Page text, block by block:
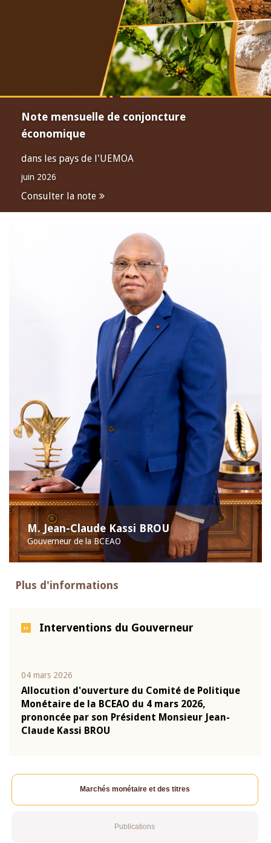
Note mensuelle de conjoncture
économique
dans les pays de l'UEMOA
juin 2026
Consulter la note
M. Jean-Claude Kassi BROU
Gouverneur de la BCEAO
Plus d'informations
Interventions du Gouverneur
04 mars 2026
Allocution d'ouverture du Comité de Politique
Monétaire de la BCEAO du 4 mars 2026,
prononcée par son Président Monsieur Jean-
Claude Kassi BROU
Marchés monétaire et des titres
Publications